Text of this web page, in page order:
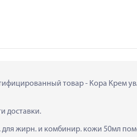
товар - Кора Крем
доставки.
жирн. и комбинир. кожи 50мл